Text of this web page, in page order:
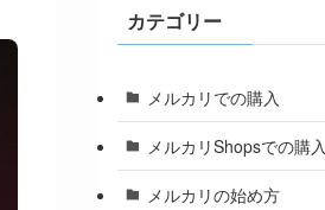
カテゴリー
メルカリでの購入
メルカリShopsでの購入
メルカリの始め方